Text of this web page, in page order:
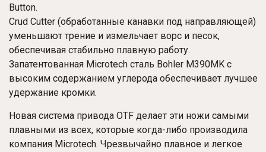
Button.
Crud Cutter (обработанные канавки под направляющей)
уменьшают трение и измельчает ворс и песок,
обеспечивая стабильно плавную работу.
Запатентованная Microtech сталь Bohler M390MK с
высоким содержанием углерода обеспечивает лучшее
удержание кромки.
Новая система привода OTF делает эти ножи самыми
плавными из всех, которые когда-либо производила
компания Microtech. Чрезвычайно плавное и легкое